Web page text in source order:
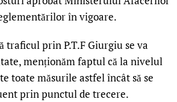
în vigoare.
traficul prin P.T.F Giurgiu se va
menționăm faptul că la nivelul
toate măsurile astfel încât să se
prin punctul de trecere.